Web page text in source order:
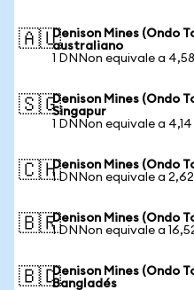
🇦🇺Denison Mines (Ondo
australiano
1 DNNon equivale a
🇸🇬Denison Mines (Ondo
Singapur
1 DNNon equivale a 4,14
🇨🇭Denison Mines (Ondo
1 DNNon equivale a
🇧🇷Denison Mines (Ondo
1 DNNon equivale a
🇧🇩Denison Mines (Ondo
Bangladés